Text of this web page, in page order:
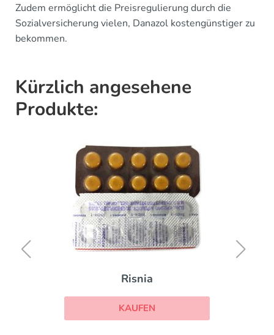
Zudem ermöglicht die Preisregulierung durch die
Sozialversicherung vielen, Danazol kostengünstiger zu
bekommen.
Kürzlich angesehene
Produkte:
Risnia
KAUFEN